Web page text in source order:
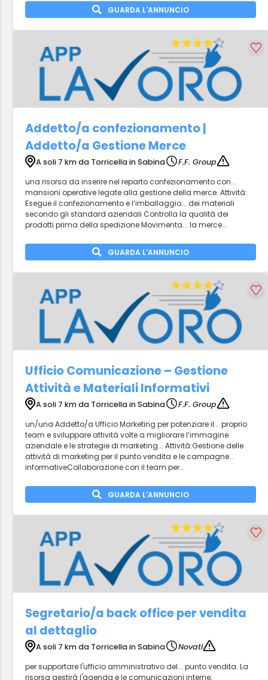
GUARDA L'ANNUNCIO
Addetto/a confezionamento |
Addetto/a Gestione Merce
A soli 7 km da Torricella in Sabina
F.F. Group
una risorsa da inserire nel reparto confezionamento con...
mansioni operative legate alla gestione della merce. Attività:
Esegue il confezionamento e l’imballaggio... dei materiali
secondo gli standard aziendali Controlla la qualità dei
prodotti prima della spedizione Movimenta... la merce...
GUARDA L'ANNUNCIO
Ufficio Comunicazione – Gestione
Attività e Materiali Informativi
A soli 7 km da Torricella in Sabina
F.F. Group
un/una Addetto/a Ufficio Marketing per potenziare il... proprio
team e sviluppare attività volte a migliorare l’immagine
aziendale e le strategie di marketing... Attività:Gestione delle
attività di marketing per il punto vendita e le campagne...
informativeCollaborazione con il team per...
GUARDA L'ANNUNCIO
Segretario/a back office per vendita
al dettaglio
A soli 7 km da Torricella in Sabina
Novati
per supportare l'ufficio amministrativo del... punto vendita. La
risorsa gestirà l'agenda e le comunicazioni interne,